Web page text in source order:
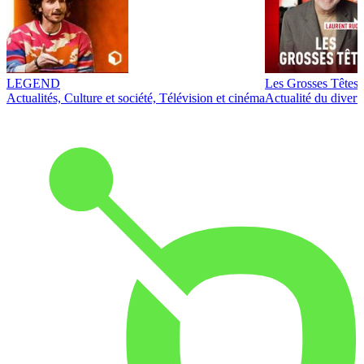
LEGEND
Actualités, Culture et société, Télévision et cinéma
Les Grosses Têtes
Actualité du